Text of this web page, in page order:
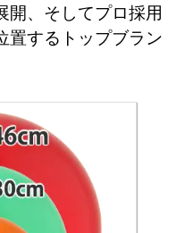
開、そしてプロ採用
置するトップブラン